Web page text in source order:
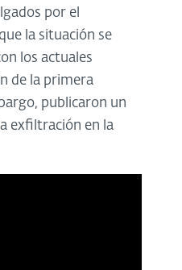
por el
la situación se
los actuales
de la primera
publicaron un
exfiltración en la